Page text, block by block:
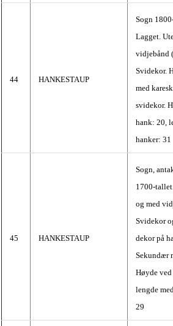
44 HANKESTAUP
Sogn
Lagget.
vidjebånd
Svidekor.
med
svidekor.
hank: 20,
hanker: 31
45 HANKESTAUP
Sogn,
1700-
og med
Svidekor
dekor på
Sekundær
Høyde
lengde
29